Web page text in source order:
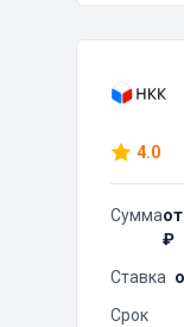
4.0
Сумма
₽
Ставка
Срок